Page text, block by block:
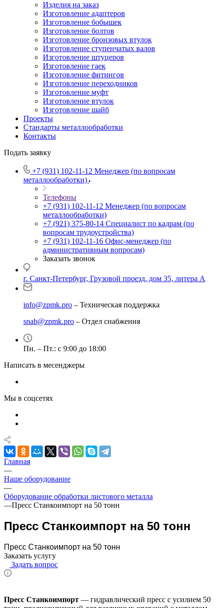
Изделия на заказ
Изготовление адаптеров
Изготовление бобышек
Изготовление болтов
Изготовление бронзовых втулок
Изготовление ступенчатых валов
Изготовление штуцеров
Изготовление гаек
Изготовление фитингов
Изготовление переходников
Изготовление муфт
Изготовление втулок
Изготовление шайб
Проекты
Стандарты металлообработки
Контакты
Подать заявку
+7 (931) 102-11-12 Менеджер (по вопросам
металлообработки)
Телефоны
+7 (931) 102-11-12 Менеджер (по вопросам
металлообработки)
+7 (921) 375-80-14 Специалист по кадрам (по
вопросам трудоустройства)
+7 (931) 102-11-16 Офис-менеджер (по
административным вопросам)
Заказать звонок
г. Санкт-Петербург, Грузовой проезд, дом 35, литера А
info@zpmk.pro – Техническая поддержка
snab@zpmk.pro – Отдел снабжения
Пн. – Пт.: с 9:00 до 18:00
Написать в месенджеры
Мы в соцсетях
Главная
—
Наше оборудование
—
Оборудование обработки листового металла
—Пресс Станкоимпорт на 50 тонн
Пресс Станкоимпорт на 50 тонн
Пресс Станкоимпорт на 50 тонн
Заказать услугу
Задать вопрос
Пресс Станкоимпорт — гидравлический пресс с усилием 50